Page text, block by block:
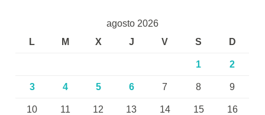
agosto 2026
L
M X J V S D
1 2
3 4 5 6 7 8 9
10 11 12 13 14 15 16